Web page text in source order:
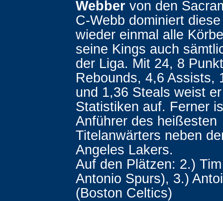
Webber von den
C-Webb dominiert
wieder einmal alle
seine Kings auch
der Liga. Mit 24, 8
Rebounds, 4,6 Assists,
und 1,36 Steals weist
Statistiken auf. Ferner
Anführer des heißesten
Titelanwärters neben
Angeles Lakers.
Auf den Plätzen: 2.)
Antonio Spurs), 3.)
(Boston Celtics)